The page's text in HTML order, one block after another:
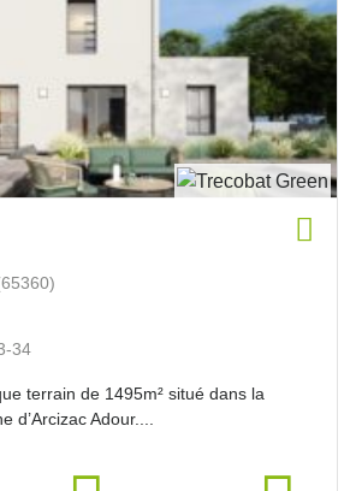
34
terrain de 1495m² situé dans la
d’Arcizac Adour....